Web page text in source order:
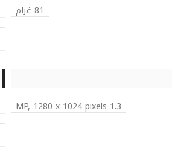
81 غرام
1.3 MP, 1280 x 1024 pixels